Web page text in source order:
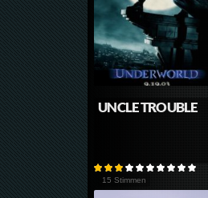
UNCLE TROUBLE
15 Stimmen